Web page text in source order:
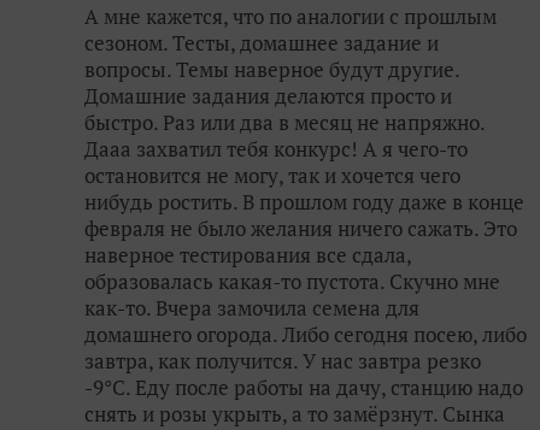
А мне кажется, что по аналогии с прошлым
сезоном. Тесты, домашнее задание и
вопросы. Темы наверное будут другие.
Домашние задания делаются просто и
быстро. Раз или два в месяц не напряжно.
Дааа захватил тебя конкурс! А я чего-то
остановится не могу, так и хочется чего
нибудь ростить. В прошлом году даже в конце
февраля не было желания ничего сажать. Это
наверное тестирования все сдала,
образовалась какая-то пустота. Скучно мне
как-то. Вчера замочила семена для
домашнего огорода. Либо сегодня посею, либо
завтра, как получится. У нас завтра резко
-9°С. Еду после работы на дачу, станцию надо
снять и розы укрыть, а то замёрзнут. Сынка